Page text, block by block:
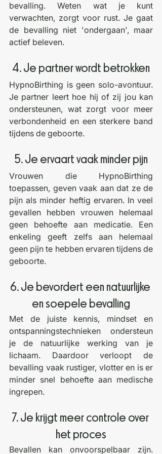
bevalling. Weten wat je kunt
verwachten, zorgt voor rust. Je gaat
de bevalling niet 'ondergaan', maar
actief beleven.
4. Je partner wordt betrokken
HypnoBirthing is geen solo-avontuur.
Je partner leert hoe hij of zij jou kan
ondersteunen, wat zorgt voor meer
verbondenheid en een sterkere band
tijdens de geboorte.
5. Je ervaart vaak minder pijn
Vrouwen die HypnoBirthing
toepassen, geven vaak aan dat ze de
pijn als minder heftig ervaren. In veel
gevallen hebben vrouwen helemaal
geen behoefte aan medicatie. Een
enkeling geeft zelfs aan helemaal
geen pijn te hebben ervaren tijdens de
geboorte.
6. Je bevordert een natuurlijke
en soepele bevalling
Met de juiste kennis, mindset en
ontspanningstechnieken ondersteun
je de natuurlijke werking van je
lichaam. Daardoor verloopt de
bevalling vaak rustiger, vlotter en is er
minder snel behoefte aan medische
ingrepen.
7. Je krijgt meer controle over
het proces
Bevallen kan onvoorspelbaar zijn.